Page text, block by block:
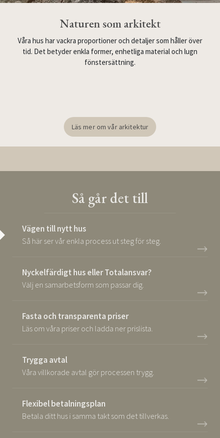
Naturen som arkitekt
Våra hus har vackra proportioner och detaljer som håller över
tid. Det betyder enkla former, enhetliga material och lugn
fönstersättning.
Läs mer om vår arkitektur
Så går det till
Vägen till nytt hus
Så här ser vår enkla process ut steg för steg.
Nyckelfärdigt hus eller Totalansvar?
Välj en samarbetsform som passar dig.
Fasta och transparenta priser
Läs om våra priser och ladda ner prislista.
Trygga avtal
Våra villkorade avtal gör processen trygg.
Flexibel betalningsplan
Betala ditt hus i samma takt som det tillverkas.